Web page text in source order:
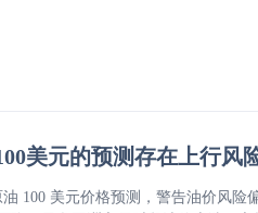
美元的预测存在上行风
100 美元价格预测，警告油价风险